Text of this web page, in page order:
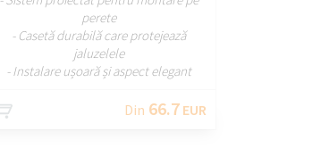
perete
- Casetă durabilă care protejează
jaluzelele
- Instalare ușoară și aspect elegant
Din 66.7 EUR